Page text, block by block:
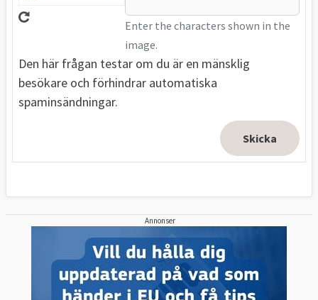
Enter the characters shown in the
image.
Den här frågan testar om du är en mänsklig
besökare och förhindrar automatiska
spaminsändningar.
Annonser